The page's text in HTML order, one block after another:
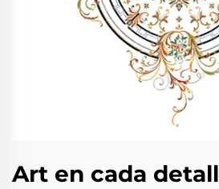
Art en cada detall